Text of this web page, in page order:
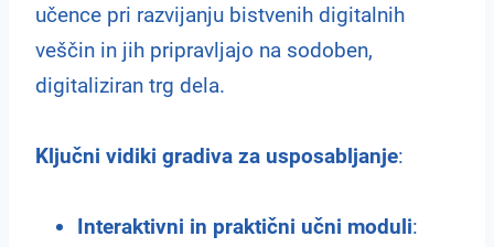
učence pri razvijanju bistvenih digitalnih
veščin in jih pripravljajo na sodoben,
digitaliziran trg dela.
Ključni vidiki gradiva za usposabljanje:
Interaktivni in praktični učni moduli: